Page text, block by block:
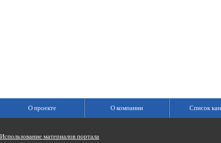
О проекте О компании Список
Использование материалов портала